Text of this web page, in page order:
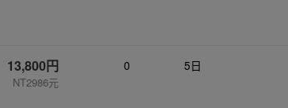
13,800円
NT2986元
0 5日